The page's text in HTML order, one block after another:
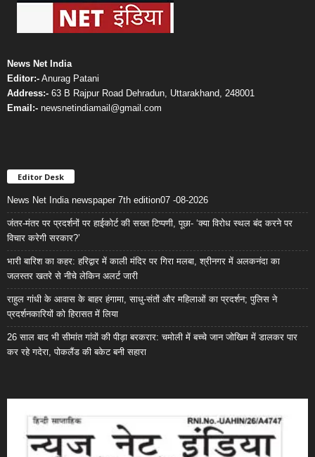
News Net India
Editor:- Anurag Patani
Address:- 63 B Rajpur Road Dehradun, Uttarakhand, 248001
Email:- newsnetindiamail@gmail.com
Editor Desk
News Net India newspaper 7th edition07 -08-2026
जंतर-मंतर पर प्रदर्शनों पर हाईकोर्ट की सख्त टिप्पणी, पूछा- ‘क्या विरोध स्थल बंद करने पर
विचार करेगी सरकार?’
भारी बारिश का कहर: हरिद्वार में काली मंदिर पर गिरा मलबा, श्रीनगर में अलकनंदा का
जलस्तर खतरे से नीचे लेकिन अलर्ट जारी
राहुल गांधी के आवास के बाहर हंगामा, साधु-संतों और महिलाओं का प्रदर्शन; पुलिस ने
प्रदर्शनकारियों को हिरासत में लिया
26 साल बाद भी सीमांत गांवों की पीड़ा बरकरार: चमोली में बच्चे जान जोखिम में डालकर पार
कर रहे गदेरा, पोकलैंड की बकेट बनी सहारा